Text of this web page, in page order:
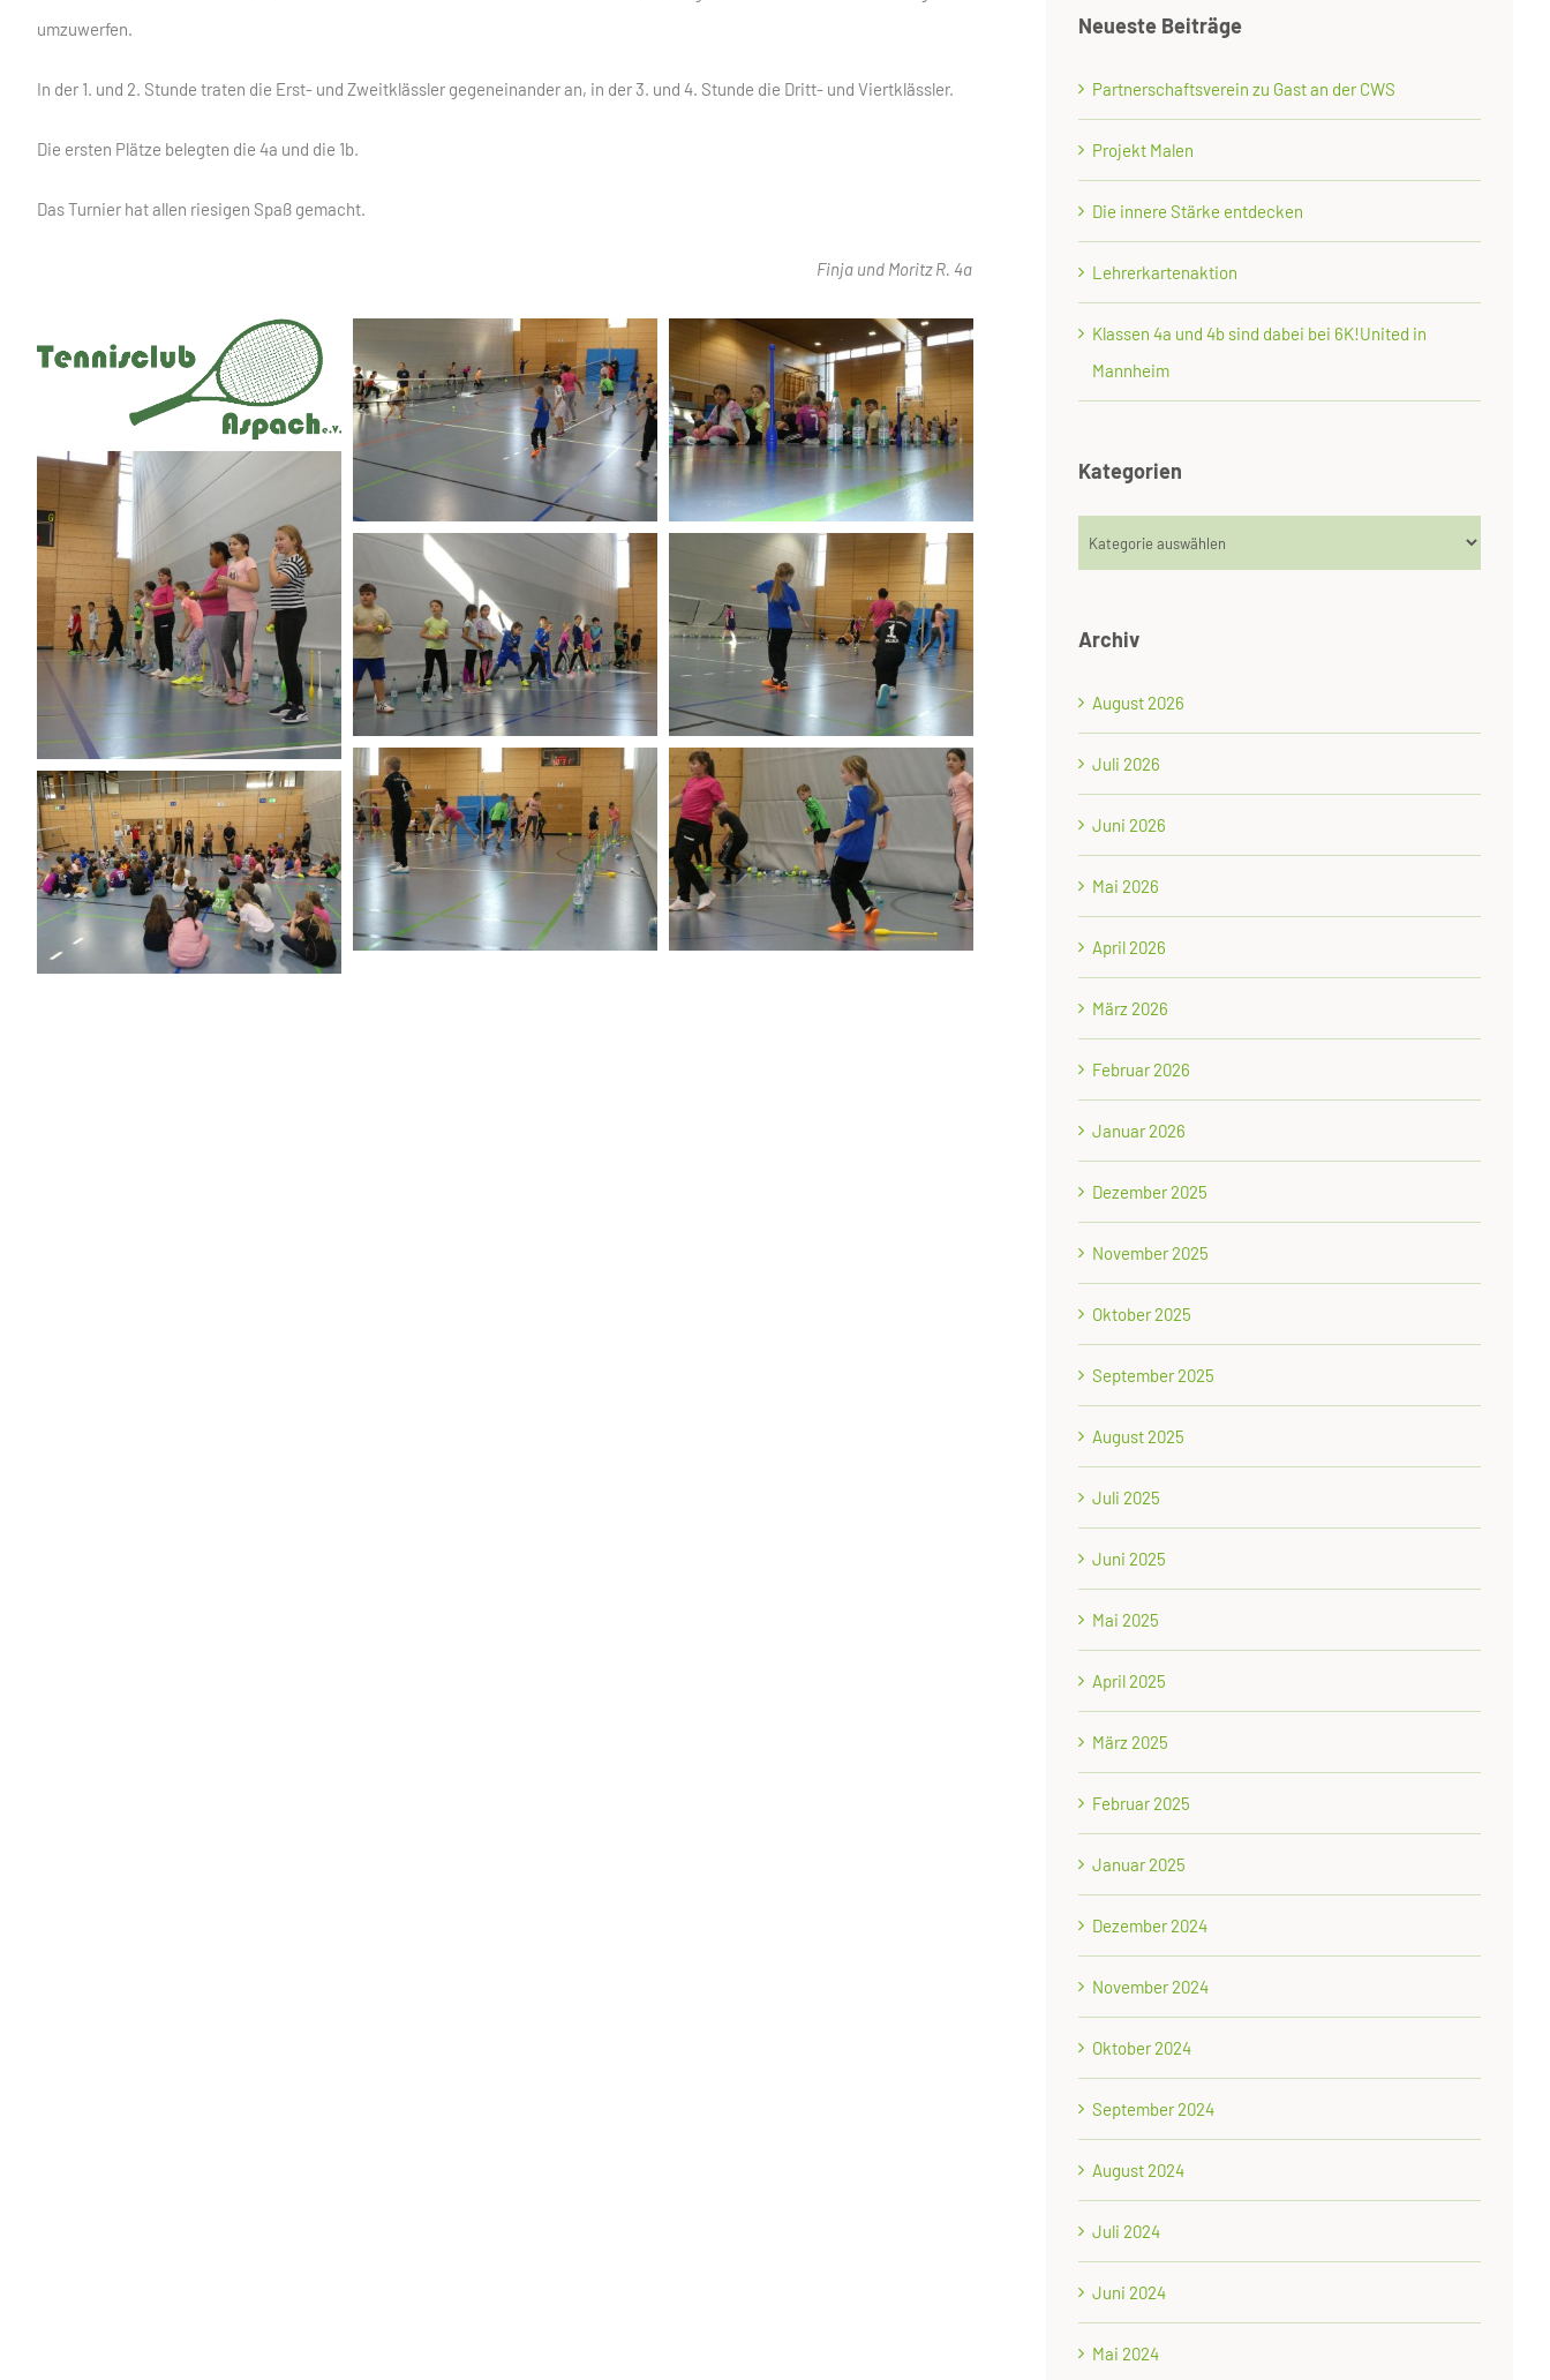
umzuwerfen.
In der 1. und 2. Stunde traten die Erst- und Zweitklässler gegeneinander an, in der 3. und 4. Stunde die Dritt- und Viertklässler.
Die ersten Plätze belegten die 4a und die 1b.
Das Turnier hat allen riesigen Spaß gemacht.
Finja und Moritz R. 4a
Neueste Beiträge
Partnerschaftsverein zu Gast an der CWS
Projekt Malen
Die innere Stärke entdecken
Lehrerkartenaktion
Klassen 4a und 4b sind dabei bei 6K!United in
Mannheim
Kategorien
Kategorien
Archiv
August 2026
Juli 2026
Juni 2026
Mai 2026
April 2026
März 2026
Februar 2026
Januar 2026
Dezember 2025
November 2025
Oktober 2025
September 2025
August 2025
Juli 2025
Juni 2025
Mai 2025
April 2025
März 2025
Februar 2025
Januar 2025
Dezember 2024
November 2024
Oktober 2024
September 2024
August 2024
Juli 2024
Juni 2024
Mai 2024